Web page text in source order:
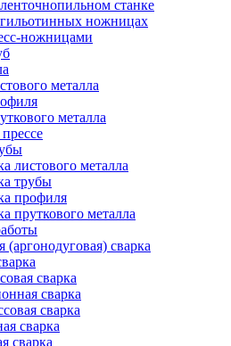
станке
гильотинных ножницах
ножницами
металла
металла
листового металла
трубы
профиля
пруткового металла
(аргонодуговая) сварка
сварка
сварка
сварка
сварка
сварка